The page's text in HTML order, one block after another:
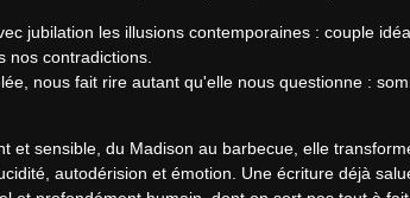
jubilation les illusions contemporaines : couple
nos contradictions.
nous fait rire autant qu'elle nous questionne :
et sensible, du Madison au barbecue, elle
autodérision et émotion. Une écriture déjà